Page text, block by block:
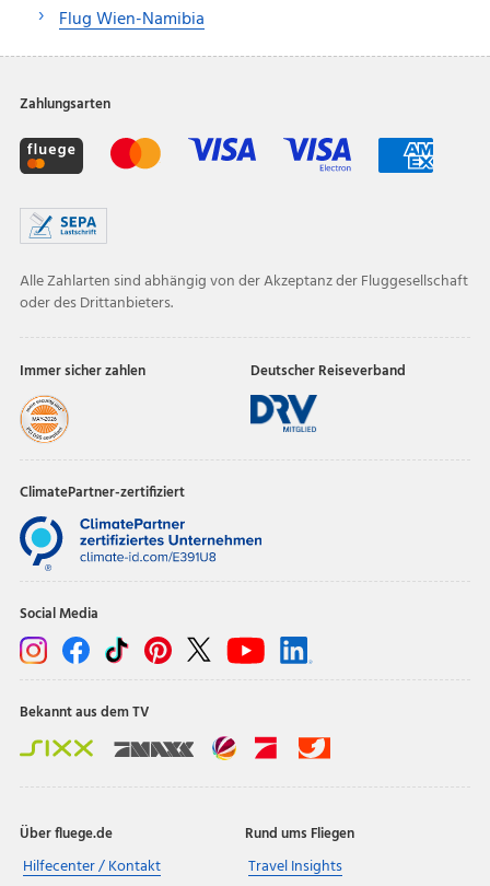
Flug Wien-Namibia